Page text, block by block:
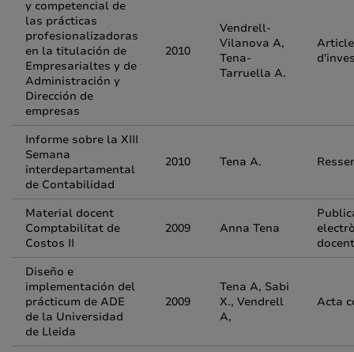
y competencial de
las prácticas
profesionalizadoras
en la titulación de
Empresarialtes y de
Administración y
Dirección de
empresas
2010
Vendrell-
Vilanova A,
Tena-
Tarruella A.
Article
Informe sobre la XIII
Semana
interdepartamental
de Contabilidad
2010 Tena A.
Material docent
Comptabilitat de
Costos II
2009 Anna Tena
docent
Diseño e
implementación del
prácticum de ADE
de la Universidad
de Lleida
2009
Tena A, Sabi
X., Vendrell
A,
Acta